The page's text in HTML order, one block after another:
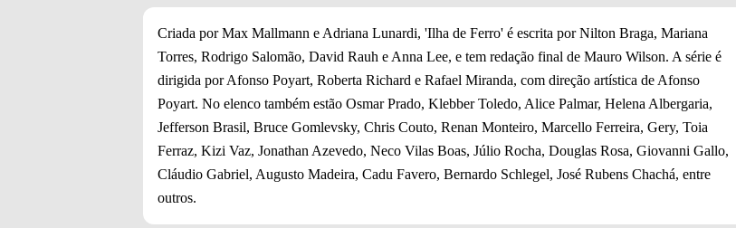
Criada por Max Mallmann e Adriana Lunardi, 'Ilha de Ferro' é escrita por Nilton Braga, Mariana
Torres, Rodrigo Salomão, David Rauh e Anna Lee, e tem redação final de Mauro Wilson. A série é
dirigida por Afonso Poyart, Roberta Richard e Rafael Miranda, com direção artística de Afonso
Poyart. No elenco também estão Osmar Prado, Klebber Toledo, Alice Palmar, Helena Albergaria,
Jefferson Brasil, Bruce Gomlevsky, Chris Couto, Renan Monteiro, Marcello Ferreira, Gery, Toia
Ferraz, Kizi Vaz, Jonathan Azevedo, Neco Vilas Boas, Júlio Rocha, Douglas Rosa, Giovanni Gallo,
Cláudio Gabriel, Augusto Madeira, Cadu Favero, Bernardo Schlegel, José Rubens Chachá, entre
outros.